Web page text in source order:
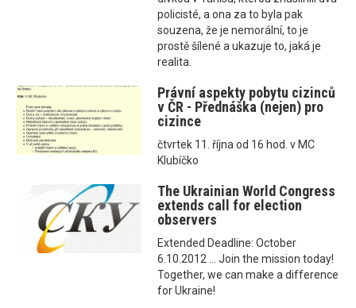
policisté, a ona za to byla pak
souzena, že je nemorální, to je
prostě šílené a ukazuje to, jaká je
realita.
Právní aspekty pobytu cizinců
v ČR - Přednáška (nejen) pro
cizince
čtvrtek 11. října od 16 hod. v MC
Klubíčko
The Ukrainian World Congress
extends call for election
observers
Extended Deadline: October
6.10.2012 ... Join the mission today!
Together, we can make a difference
for Ukraine!